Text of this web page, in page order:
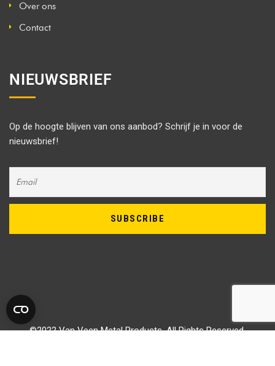
Over ons
Contact
NIEUWSBRIEF
Op de hoogte blijven van ons aanbod? Schrijf je in voor de
nieuwsbrief!
©2022 Van Veen Metal Products, All Rights Reserved.